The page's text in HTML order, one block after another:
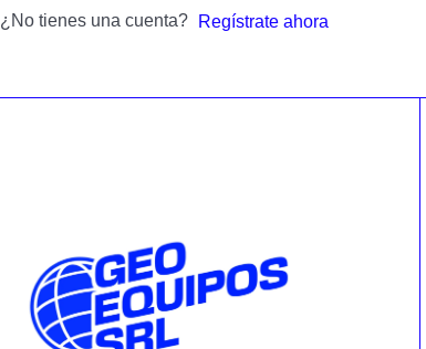
¿No tienes una cuenta? Regístrate ahora